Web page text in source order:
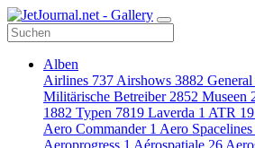
Alben
Airlines 737 Airshows 3882
Militärische Betreiber 2852 Museen
1882 Typen 7819 Laverda 1 ATR 19
Aero Commander 1 Aero Spacelines
Aeroprogress 1 Aérospatiale 26